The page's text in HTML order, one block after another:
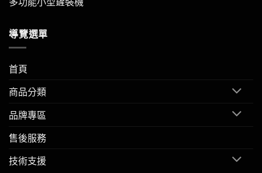
導覽選單
首頁
商品分類
品牌專區
售後服務
技術支援